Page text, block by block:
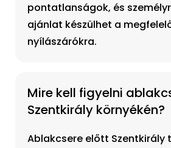
pontatlanságok, és
ajánlat készülhet a
nyílászárókra.
Mire kell figyelni
Szentkirály környékén?
Ablakcsere előtt Szentkirály